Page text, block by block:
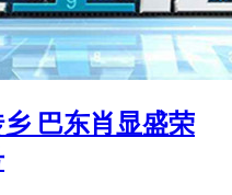
巴东肖显盛荣